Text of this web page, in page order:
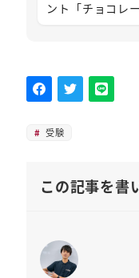
ント「チョコレ
受験
この記事を書